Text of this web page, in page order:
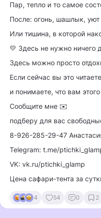
Пар, тепло и то самое
После: огонь, шашлык, уют
Или тишина, в которой
💛 Здесь не нужно ничего
Здесь можно просто
Если сейчас вы это читаете
и понимаете, что вам
Сообщите мне ✉️
подберу для вас
8-926-285-29-47
Telegram: t.me/
VK: vk.ru/ptichki_glamp
Цена сафари-тента за
4 54 0 2